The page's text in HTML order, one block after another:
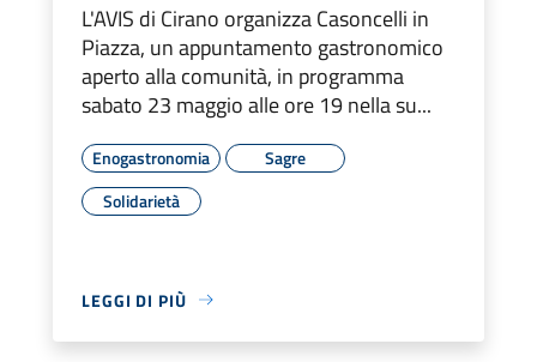
L'AVIS di Cirano organizza Casoncelli in
Piazza, un appuntamento gastronomico
aperto alla comunità, in programma
sabato 23 maggio alle ore 19 nella su...
Enogastronomia
Sagre
Solidarietà
LEGGI DI PIÙ